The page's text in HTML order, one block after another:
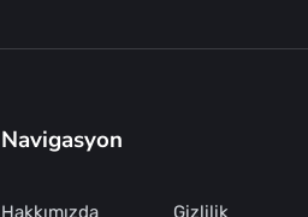
Navigasyon
Hakkımızda Gizlilik